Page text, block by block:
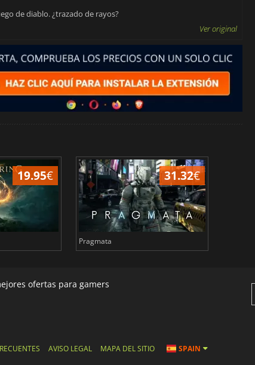
de diablo. ¿trazado de rayos?
Ver original
19.95€ 31.32€
Pragmata
ofertas para gamers
AVISO LEGAL MAPA DEL SITIO SPAIN